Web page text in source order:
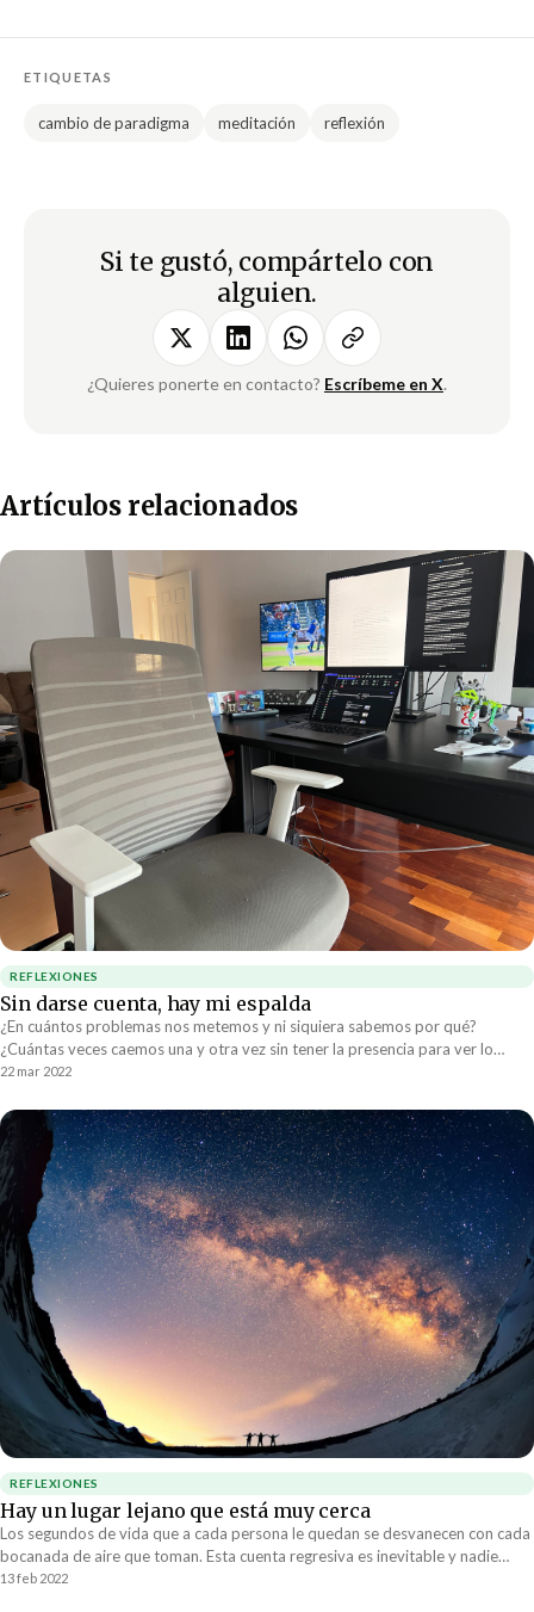
ETIQUETAS
cambio de paradigma meditación reflexión
Si te gustó, compártelo con
alguien.
¿Quieres ponerte en contacto? Escríbeme en X.
Artículos relacionados
REFLEXIONES
Sin darse cuenta, hay mi espalda
¿En cuántos problemas nos metemos y ni siquiera sabemos por qué?
¿Cuántas veces caemos una y otra vez sin tener la presencia para ver lo
hoyos en que estamos cayendo? Justo esto me estuvo pasando durante los
les cuento.
22 mar 2022
REFLEXIONES
Hay un lugar lejano que está muy cerca
Los segundos de vida que a cada persona le quedan se desvanecen con cada
bocanada de aire que toman. Esta cuenta regresiva es inevitable y nadie
sabe cuándo finalmente el reloj va a llegar a cero. El tiempo no pasa, se
13 feb 2022